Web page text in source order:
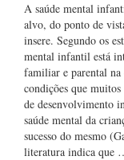
A saúde mental
alvo, do ponto de
insere. Segundo os
mental infantil está
familiar e parental na
condições que muitos
de desenvolvimento
saúde mental da
sucesso do mesmo
literatura indica que